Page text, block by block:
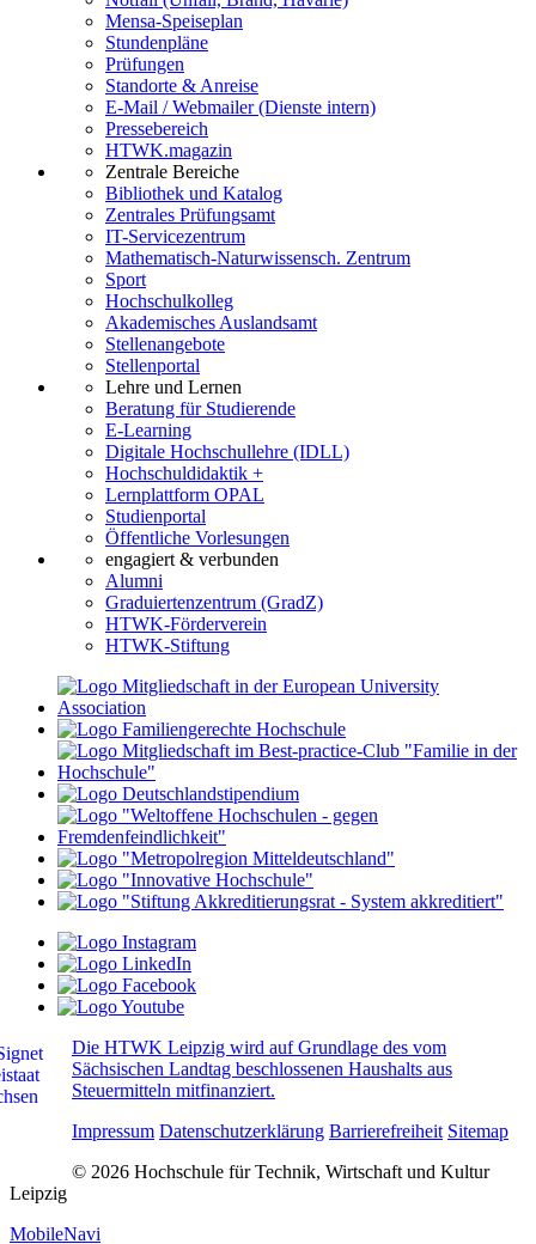
Mensa-Speiseplan
Stundenpläne
Prüfungen
Standorte & Anreise
E-Mail / Webmailer (Dienste intern)
Pressebereich
HTWK.magazin
Zentrale Bereiche
Bibliothek und Katalog
Zentrales Prüfungsamt
IT-Servicezentrum
Mathematisch-Naturwissensch. Zentrum
Sport
Hochschulkolleg
Akademisches Auslandsamt
Stellenangebote
Stellenportal
Lehre und Lernen
Beratung für Studierende
E-Learning
Digitale Hochschullehre (IDLL)
Hochschuldidaktik +
Lernplattform OPAL
Studienportal
Öffentliche Vorlesungen
engagiert & verbunden
Alumni
Graduiertenzentrum (GradZ)
HTWK-Förderverein
HTWK-Stiftung
Die HTWK Leipzig wird auf Grundlage des vom
Sächsischen Landtag beschlossenen Haushalts aus
Steuermitteln mitfinanziert.
Impressum Datenschutzerklärung Barrierefreiheit Sitemap
© 2026 Hochschule für Technik, Wirtschaft und Kultur
Leipzig
MobileNavi